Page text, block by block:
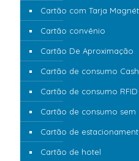
Cartão com Tarja
Cartão convênio
Cartão De Aproximação
Cartão de consumo
Cartão de consumo RFID
Cartão de consumo sem
Cartão de
Cartão de hotel